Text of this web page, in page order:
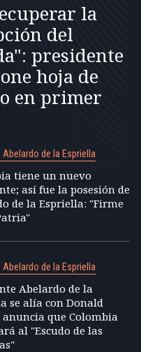
la
del
presidente
hoja de
en primer
de la Espriella
tiene un nuevo
así fue la posesión de
de la Espriella: "Firme
de la Espriella
Abelardo de la
se alía con Donald
que Colombia
al "Escudo de las